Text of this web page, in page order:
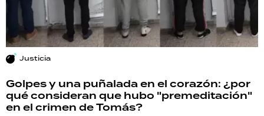
Justicia
Golpes y una puñalada en el corazón: ¿por
qué consideran que hubo "premeditación"
en el crimen de Tomás?